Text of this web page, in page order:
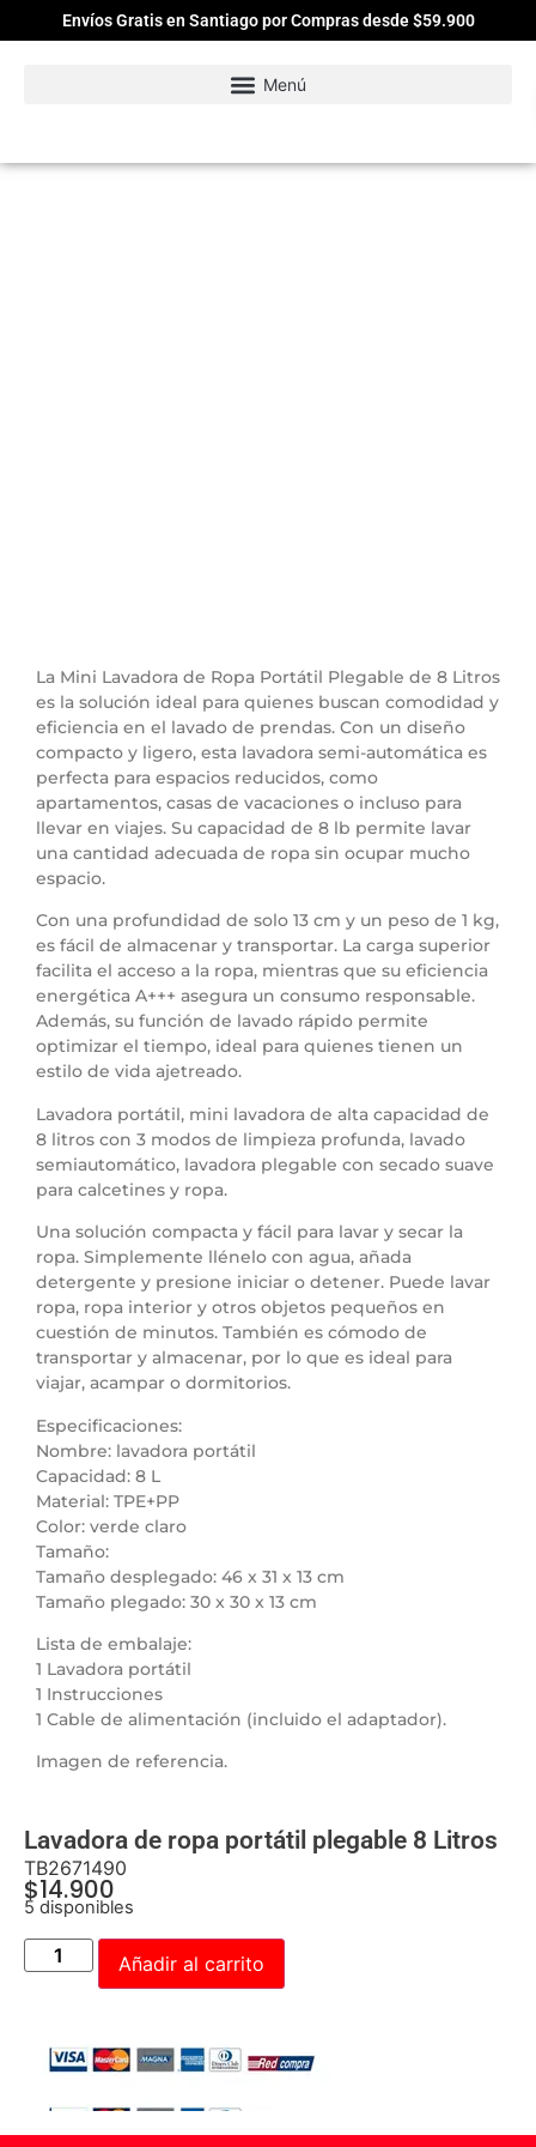
Envíos Gratis en Santiago por Compras desde $59.900
La Mini Lavadora de Ropa Portátil Plegable de 8 Litros
es la solución ideal para quienes buscan comodidad y
eficiencia en el lavado de prendas. Con un diseño
compacto y ligero, esta lavadora semi-automática es
perfecta para espacios reducidos, como
apartamentos, casas de vacaciones o incluso para
llevar en viajes. Su capacidad de 8 lb permite lavar
una cantidad adecuada de ropa sin ocupar mucho
espacio.
Con una profundidad de solo 13 cm y un peso de 1 kg,
es fácil de almacenar y transportar. La carga superior
facilita el acceso a la ropa, mientras que su eficiencia
energética A+++ asegura un consumo responsable.
Además, su función de lavado rápido permite
optimizar el tiempo, ideal para quienes tienen un
estilo de vida ajetreado.
Lavadora portátil, mini lavadora de alta capacidad de
8 litros con 3 modos de limpieza profunda, lavado
semiautomático, lavadora plegable con secado suave
para calcetines y ropa.
Una solución compacta y fácil para lavar y secar la
ropa. Simplemente llénelo con agua, añada
detergente y presione iniciar o detener. Puede lavar
ropa, ropa interior y otros objetos pequeños en
cuestión de minutos. También es cómodo de
transportar y almacenar, por lo que es ideal para
viajar, acampar o dormitorios.
Especificaciones:
Nombre: lavadora portátil
Capacidad: 8 L
Material: TPE+PP
Color: verde claro
Tamaño:
Tamaño desplegado: 46 x 31 x 13 cm
Tamaño plegado: 30 x 30 x 13 cm
Lista de embalaje:
1 Lavadora portátil
1 Instrucciones
1 Cable de alimentación (incluido el adaptador).
Imagen de referencia.
Lavadora de ropa portátil plegable 8 Litros
TB2671490
$14.900
5 disponibles
Añadir al carrito